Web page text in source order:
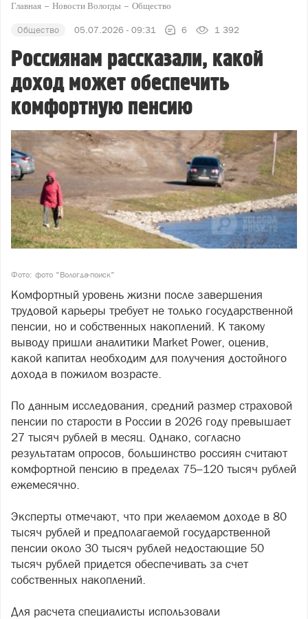
Главная Новости Вологды Общество
Общество 05.07.2026 - 09:31 6 1 392
Россиянам рассказали, какой
доход может обеспечить
комфортную пенсию
Фото: фото "Вологда-поиск"
Комфортный уровень жизни после завершения
трудовой карьеры требует не только государственной
пенсии, но и собственных накоплений. К такому
выводу пришли аналитики Market Power, оценив,
какой капитал необходим для получения достойного
дохода в пожилом возрасте.
По данным исследования, средний размер страховой
пенсии по старости в России в 2026 году превышает
27 тысяч рублей в месяц. Однако, согласно
результатам опросов, большинство россиян считают
комфортной пенсию в пределах 75–120 тысяч рублей
ежемесячно.
Эксперты отмечают, что при желаемом доходе в 80
тысяч рублей и предполагаемой государственной
пенсии около 30 тысяч рублей недостающие 50
тысяч рублей придется обеспечивать за счет
собственных накоплений.
Для расчета специалисты использовали